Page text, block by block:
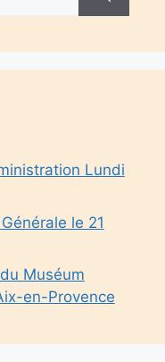
Lundi
le 21
Muséum
en-Provence